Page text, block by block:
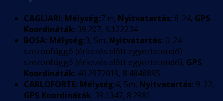
CAGLIARI: Mélység:7 m, Nyitvatartás: 8-24, GPS
Koordináták: 39.207, 9.122234
BOSA: Mélység:3, 5m, Nyitvatartás: 0-24
szezonfüggő (érkezés előtt egyeztetendő)
szezonfüggő (érkezés előtt egyeztetendő), GPS
Koordináták: 40.2972019, 8.4848895
CARLOFORTE: Mélység:4, 5m, Nyitvatartás: 9-22,
GPS Koordináták: 39.1347, 8.2981